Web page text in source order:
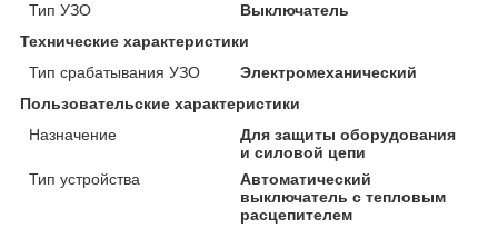
Тип УЗО
Выключатель
Технические характеристики
Тип срабатывания УЗО
Электромеханический
Пользовательские характеристики
Назначение
Для защиты оборудования
и силовой цепи
Тип устройства
Автоматический
выключатель с тепловым
расцепителем